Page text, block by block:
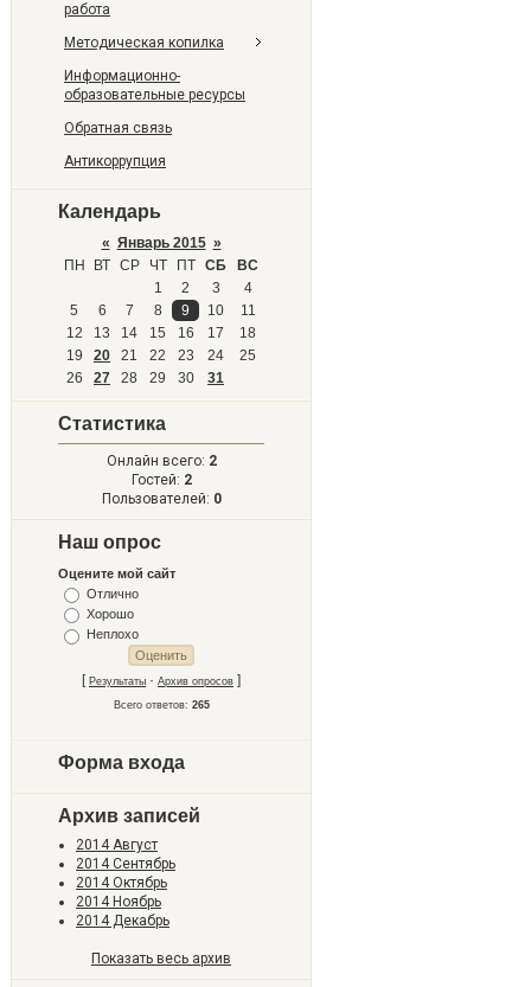
работа
Методическая копилка
Информационно-
образовательные ресурсы
Обратная связь
Антикоррупция
Календарь
« Январь 2015 »
ПН
ВТ СР ЧТ ПТ СБ
ВС
1
2 3
4
5
6 7 8 9 10
11
12
13 14 15 16 17
18
19
20 21 22 23 24
25
26
27 28 29 30 31
Статистика
Онлайн всего: 2
Гостей: 2
Пользователей: 0
Наш опрос
Оцените мой сайт
Отлично
Хорошо
Неплохо
[ Результаты · Архив опросов ]
Всего ответов: 265
Форма входа
Архив записей
2014 Август
2014 Сентябрь
2014 Октябрь
2014 Ноябрь
2014 Декабрь
Показать весь архив